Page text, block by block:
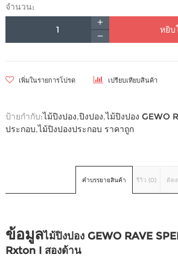
จำนวน:
หยิบ
เพิ่มในรายการโปรด เปรียบเทียบสินค้า
ป้ายกำกับ:ไม้ปิงปอง,ปิงปอง,ไม้ปิงปอง GEWO
ประกอบ,ไม้ปิงปองประกอบ ราคาถูก
คำบรรยายสินค้า รีวิว (0) ติด
ข้อมูลไม้ปิงปอง GEWO RAVE
Rxton I สองด้าน